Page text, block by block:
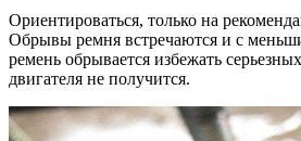
Ориентироваться, только на
Обрывы ремня встречаются и с
ремень обрывается избежать
двигателя не получится.